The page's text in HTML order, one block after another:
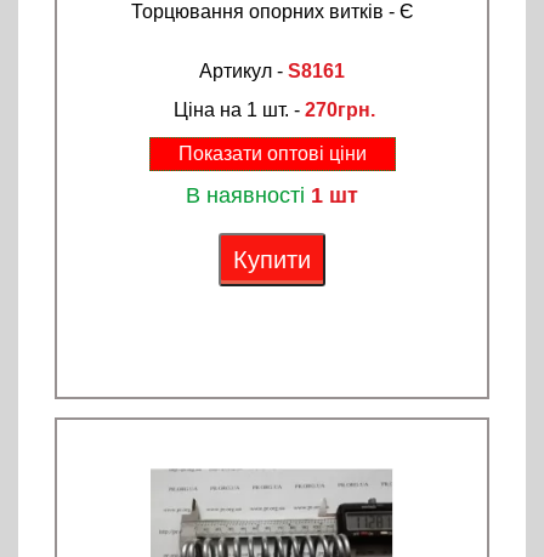
Торцювання опорних витків - Є
Артикул - S8161
Ціна на 1 шт. - 270грн.
Показати оптові ціни
В наявності 1 шт
Купити